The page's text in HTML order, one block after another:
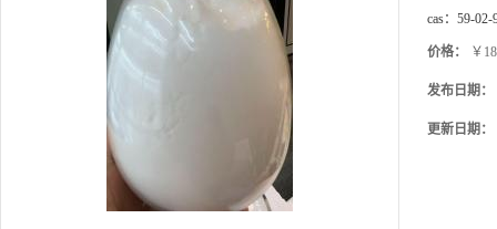
cas： 59-02-
价格： ￥
发布日期：
更新日期：